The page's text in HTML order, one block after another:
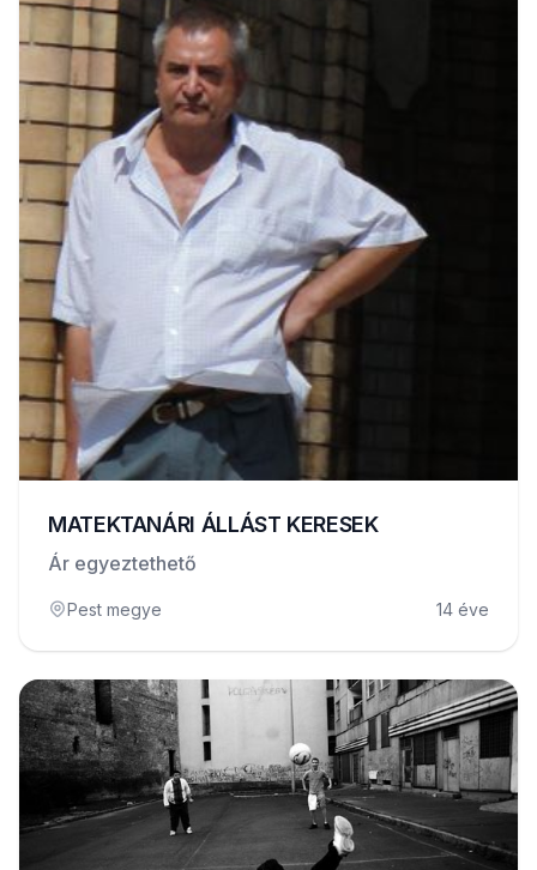
MATEKTANÁRI ÁLLÁST KERESEK
Ár egyeztethető
Pest megye 14 éve